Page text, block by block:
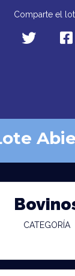
Comparte el
CATEGORÍA